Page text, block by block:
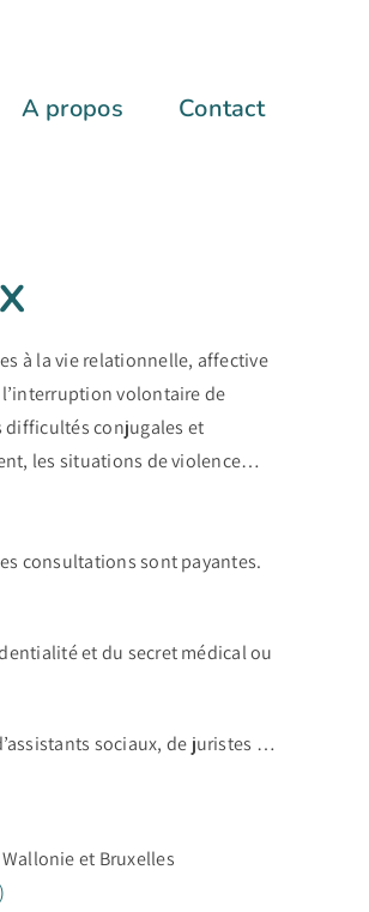
A propos Contact
à la vie relationnelle, affective
volontaire de
difficultés conjugales et
les situations de violence…
consultations sont payantes.
et du secret médical ou
sociaux, de juristes …
et Bruxelles